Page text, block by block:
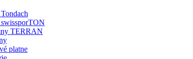
TERRAN
platne